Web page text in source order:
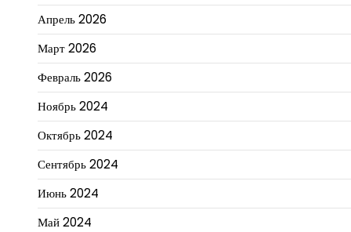
Апрель 2026
Март 2026
Февраль 2026
Ноябрь 2024
Октябрь 2024
Сентябрь 2024
Июнь 2024
Май 2024